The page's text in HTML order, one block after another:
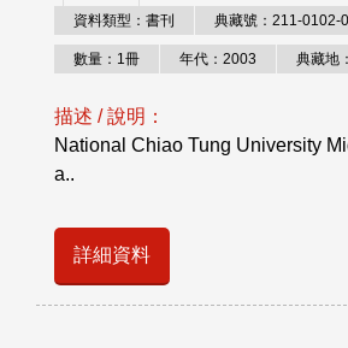
資料類型：書刊 典藏號：211-0102-
數量：1冊 年代：2003 典藏地
描述 / 說明：
National Chiao Tung University
a..
詳細資料